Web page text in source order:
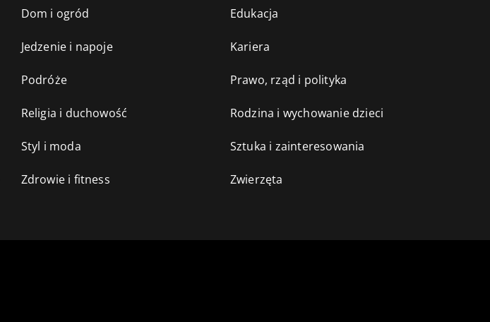
Dom i ogród Edukacja
Jedzenie i napoje Kariera
Podróże Prawo, rząd i polityka
Religia i duchowość Rodzina i wychowanie dzieci
Styl i moda Sztuka i zainteresowania
Zdrowie i fitness Zwierzęta